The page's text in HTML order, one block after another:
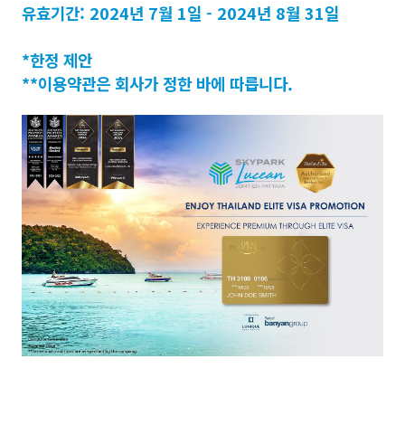
유효기간: 2024년 7월 1일 - 2024년 8월 31일
*한정 제안
**이용약관은 회사가 정한 바에 따릅니다.